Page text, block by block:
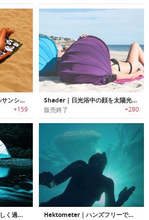
ShadyFace｜ポータブルサンシェード「シェイディーフェイス」
+159
Shader｜日光浴中の顔を太陽光から保護するポータブルサンシェード「シェーダー」
販売終了 +280
Ohnana｜熱を反射し涼しく過ごせる野外音楽フェスに最適なポータブルテント「オナナテント」
Hektometer｜ハンズフリーでスムーズにダイビング可能な膜で構成されたダイビング用ゴーグル「ヘクトメーター」